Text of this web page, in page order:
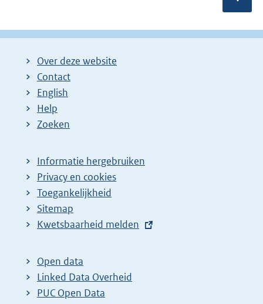
Over deze website
Contact
English
Help
Zoeken
Informatie hergebruiken
Privacy en cookies
Toegankelijkheid
Sitemap
E
t
e
r
Kwetsbaarheid melden
Open data
Linked Data Overheid
PUC Open Data